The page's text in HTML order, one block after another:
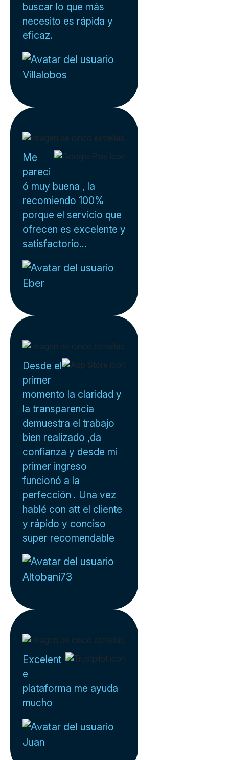
buscar lo que más
necesito es rápida y
eficaz.
Villalobos
Me
pareci
ó muy buena , la
recomiendo 100%
porque el servicio que
ofrecen es excelente y
satisfactorio...
Eber
Desde el
primer
momento la claridad y
la transparencia
demuestra el trabajo
bien realizado ,da
confianza y desde mi
primer ingreso
funcionó a la
perfección . Una vez
hablé con att el cliente
y rápido y conciso
super recomendable
Altobani73
Excelent
e
plataforma me ayuda
mucho
Juan